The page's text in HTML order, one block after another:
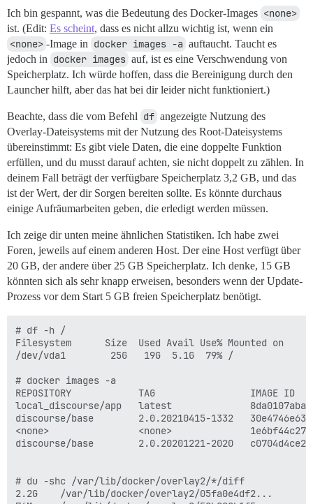
Ich bin gespannt, was die Bedeutung des Docker-Images <none>
ist. (Edit: Es scheint, dass es nicht allzu wichtig ist, wenn ein
<none> -Image in docker images -a auftaucht. Taucht es
jedoch in docker images auf, ist es eine Verschwendung von
Speicherplatz. Ich würde hoffen, dass die Bereinigung durch den
Launcher hilft, aber das hat bei dir leider nicht funktioniert.)
Beachte, dass die vom Befehl df angezeigte Nutzung des
Overlay-Dateisystems mit der Nutzung des Root-Dateisystems
übereinstimmt: Es gibt viele Daten, die eine doppelte Funktion
erfüllen, und du musst darauf achten, sie nicht doppelt zu zählen. In
deinem Fall beträgt der verfügbare Speicherplatz 3,2 GB, und das
ist der Wert, der dir Sorgen bereiten sollte. Es könnte durchaus
einige Aufräumarbeiten geben, die erledigt werden müssen.
Ich zeige dir unten meine ähnlichen Statistiken. Ich habe zwei
Foren, jeweils auf einem anderen Host. Der eine Host verfügt über
20 GB, der andere über 25 GB Speicherplatz. Ich denke, 15 GB
könnten sich als sehr knapp erweisen, besonders wenn der Update-
Prozess vor dem Start 5 GB freien Speicherplatz benötigt.
# df -h /
Filesystem      Size  Used Avail Use% Mounted on
/dev/vda1        25G   19G  5.1G  79% /
# docker images -a
REPOSITORY            TAG                 IMAGE ID
local_discourse/app   latest
discourse/base        2.0.20210415-1332
<none>                <none>
discourse/base        2.0.20201221-2020
# du -shc /var/lib/docker/overlay2/*/diff
2.2G	/var/lib/docker/overlay2/05fa0e4df2...